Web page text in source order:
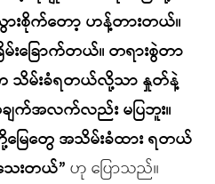
းစိုက်တော့ ဟန့်တားတယ်။
ခြောက်တယ်။ တရားစွဲတာ
သိမ်းခံရတယ်လို့သာ နှုတ်နဲ့
ျက်အလက်လည်း မပြဘူး။
ေတွေ အသိမ်းခံထား ရတယ်
ေးတယ်” ဟု ပြောသည်။